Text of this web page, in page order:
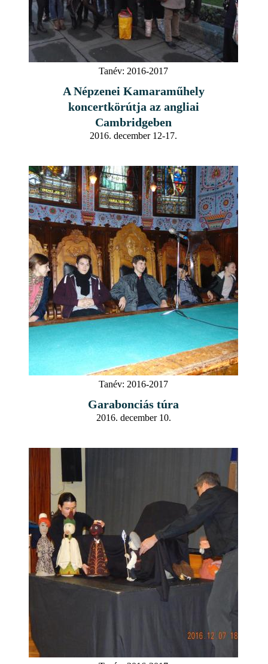
Tanév: 2016-2017
A Népzenei Kamaraműhely
koncertkörútja az angliai
Cambridgeben
2016. december 12-17.
Tanév: 2016-2017
Garabonciás túra
2016. december 10.